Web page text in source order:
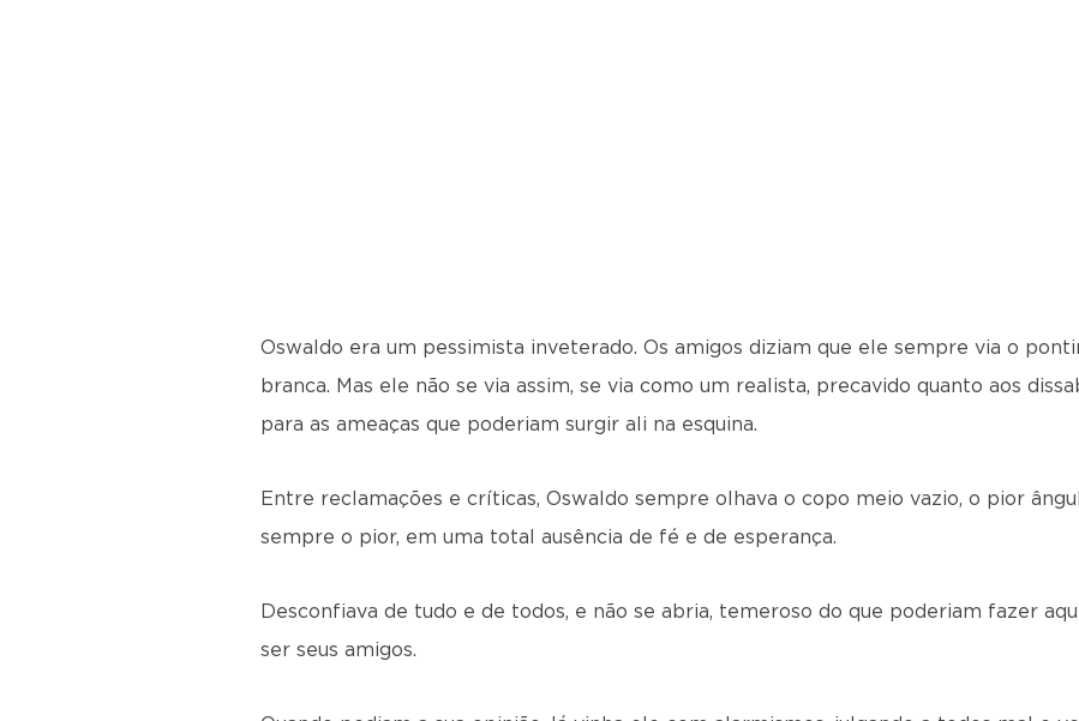
Oswaldo era um pessimista inveterado. Os amigos diziam que ele sempre via o
branca. Mas ele não se via assim, se via como um realista, precavido quanto aos
para as ameaças que poderiam surgir ali na esquina.
Entre reclamações e críticas, Oswaldo sempre olhava o copo meio vazio, o pior
sempre o pior, em uma total ausência de fé e de esperança.
Desconfiava de tudo e de todos, e não se abria, temeroso do que poderiam fazer
ser seus amigos.